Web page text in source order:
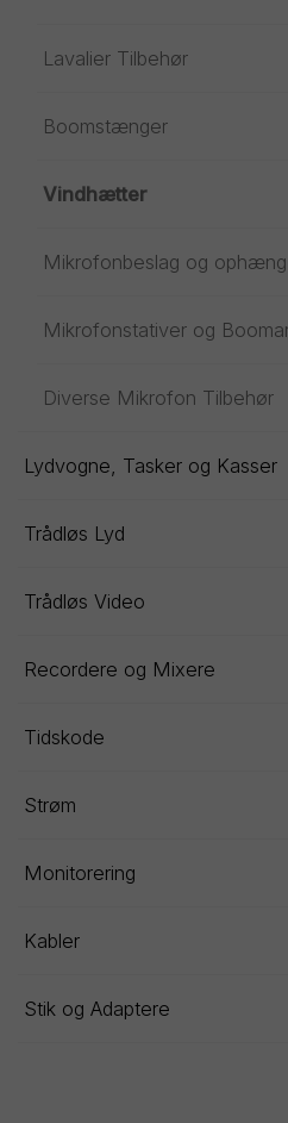
Lavalier Tilbehør
Boomstænger
Vindhætter
Mikrofonbeslag og ophæng
Mikrofonstativer og
Diverse Mikrofon Tilbehør
Lydvogne, Tasker og Kasser
Trådløs Lyd
Trådløs Video
Recordere og Mixere
Tidskode
Strøm
Monitorering
Kabler
Stik og Adaptere